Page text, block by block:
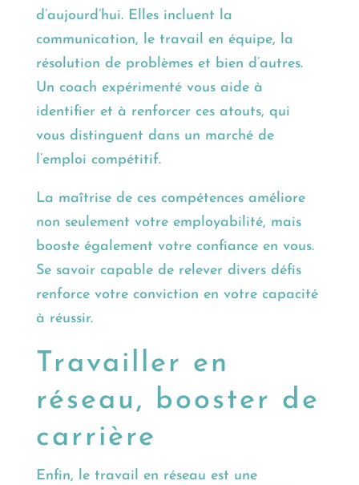
d’aujourd’hui. Elles incluent la
communication, le travail en équipe, la
résolution de problèmes et bien d’autres.
Un coach expérimenté vous aide à
identifier et à renforcer ces atouts, qui
vous distinguent dans un marché de
l’emploi compétitif.
La maîtrise de ces compétences améliore
non seulement votre employabilité, mais
booste également votre confiance en vous.
Se savoir capable de relever divers défis
renforce votre conviction en votre capacité
à réussir.
Travailler en
réseau, booster de
carrière
Enfin, le travail en réseau est une